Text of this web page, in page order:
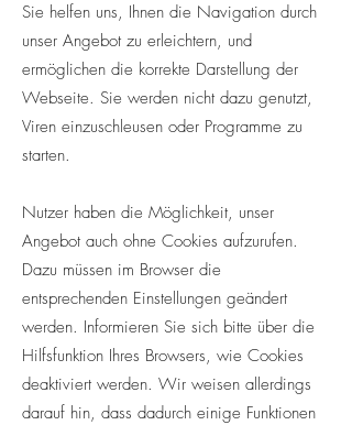
Sie helfen uns, Ihnen die Navigation durch
unser Angebot zu erleichtern, und
ermöglichen die korrekte Darstellung der
Webseite. Sie werden nicht dazu genutzt,
Viren einzuschleusen oder Programme zu
starten.
Nutzer haben die Möglichkeit, unser
Angebot auch ohne Cookies aufzurufen.
Dazu müssen im Browser die
entsprechenden Einstellungen geändert
werden. Informieren Sie sich bitte über die
Hilfsfunktion Ihres Browsers, wie Cookies
deaktiviert werden. Wir weisen allerdings
darauf hin, dass dadurch einige Funktionen